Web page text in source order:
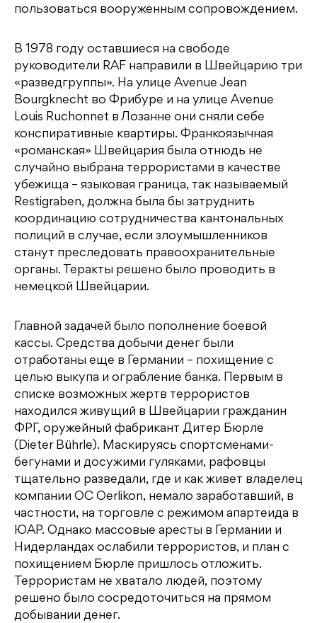
пользоваться вооруженным сопровождением.
В 1978 году оставшиеся на свободе
руководители RAF направили в Швейцарию три
«разведгруппы». На улице Avenue Jean
Bourgknecht во Фрибуре и на улице Avenue
Louis Ruchonnet в Лозанне они сняли себе
конспиративные квартиры. Франкоязычная
«романская» Швейцария была отнюдь не
случайно выбрана террористами в качестве
убежища – языковая граница, так называемый
Restigraben, должна была бы затруднить
координацию сотрудничества кантональных
полиций в случае, если злоумышленников
станут преследовать правоохранительные
органы. Теракты решено было проводить в
немецкой Швейцарии.
Главной задачей было пополнение боевой
кассы. Средства добычи денег были
отработаны еще в Германии – похищение с
целью выкупа и ограбление банка. Первым в
списке возможных жертв террористов
находился живущий в Швейцарии гражданин
ФРГ, оружейный фабрикант Дитер Бюрле
(Dieter Bührle). Маскируясь спортсменами-
бегунами и досужими гуляками, рафовцы
тщательно разведали, где и как живет владелец
компании OC Oerlikon, немало заработавший, в
частности, на торговле с режимом апартеида в
ЮАР. Однако массовые аресты в Германии и
Нидерландах ослабили террористов, и план с
похищением Бюрле пришлось отложить.
Террористам не хватало людей, поэтому
решено было сосредоточиться на прямом
добывании денег.